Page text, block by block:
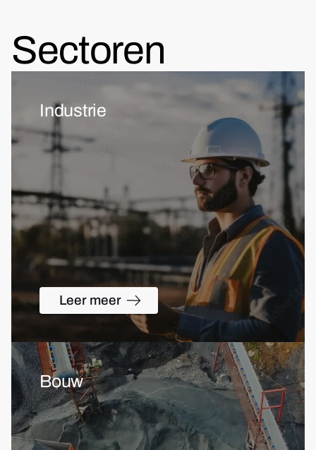
Sectoren
Industrie
Leer meer
Bouw